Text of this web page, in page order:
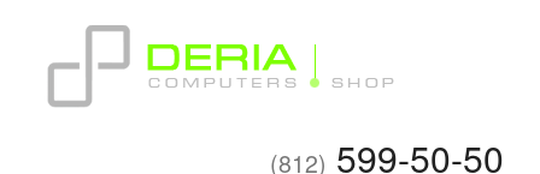
(812) 599-50-50